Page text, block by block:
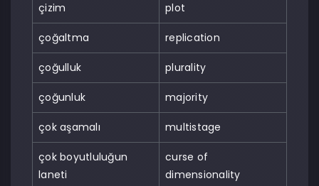
çizim plot
çoğaltma replication
çoğulluk plurality
çoğunluk majority
çok aşamalı multistage
çok boyutluluğun
laneti
curse of
dimensionality